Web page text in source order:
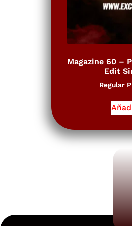
Magazine 60 –
Edit
Regular